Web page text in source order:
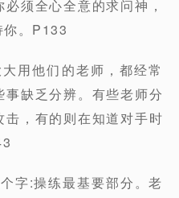
须全心全意的求问神，
你。P133
用他们的老师，都经常
缺乏分辨。有些老师分
，有的则在知道对手时
字:操练最基要部分。老